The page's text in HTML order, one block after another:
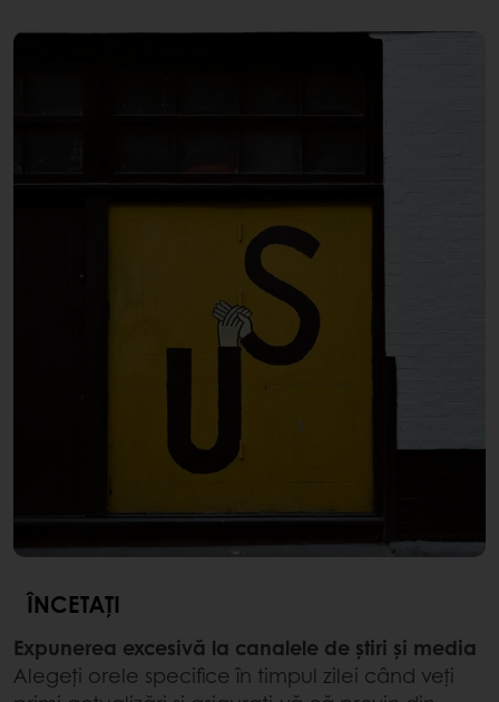
ÎNCETAȚI
Expunerea excesivă la canalele de știri și media
Alegeți orele specifice în timpul zilei când veți